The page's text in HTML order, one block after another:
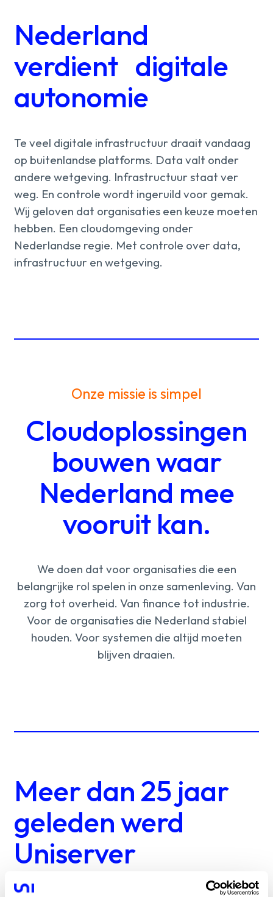
Nederland
verdient digitale
autonomie
Teveel digitale infrastructuur draaitvandaag
op buitenlandse platforms. Datavalt onder
anderewetgeving. Infrastructuurstaatver
weg. En controlewordt ingeruildvoor gemak.
Wij geloven dat organisaties een keuze moeten
hebben. Een cloudomgeving onder
Nederlandse regie. Met controle over data,
infrastructuur enwetgeving.
Onze missie is simpel
Cloudoplossingen
bouwen waar
Nederland mee
vooruit kan.
We doen dat voor organisaties die een
belangrijke rol spelen in onze samenleving. Van
zorg tot overheid. Van finance tot industrie.
Voor de organisaties die Nederland stabiel
houden. Voor systemen die altijd moeten
blijven draaien.
Meer dan 25 jaar
geleden werd
Uniserver
opgericht met een